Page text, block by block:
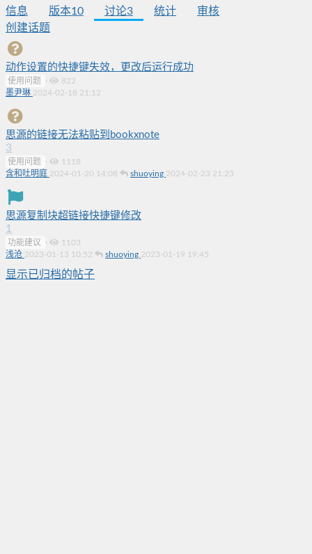
信息 版本10 讨论3 统计
审核
创建话题
动作设置的快捷键失效，更改后运行成功
使用问题 ·
822
墨尹琳 2024-02-18 21:12
思源的链接无法粘贴到bookxnote
3
使用问题 ·
1118
含和吐明庭 2024-01-20 14:08 shuoying 2024-02-23 21:23
思源复制块超链接快捷键修改
1
功能建议 ·
1103
浅沧 2023-01-13 10:52 shuoying 2023-01-19 19:45
显示已归档的帖子